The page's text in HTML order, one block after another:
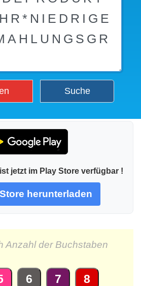
Suche
jetzt im Play Store verfügbar !
herunterladen
Anzahl der Buchstaben
6 7
8